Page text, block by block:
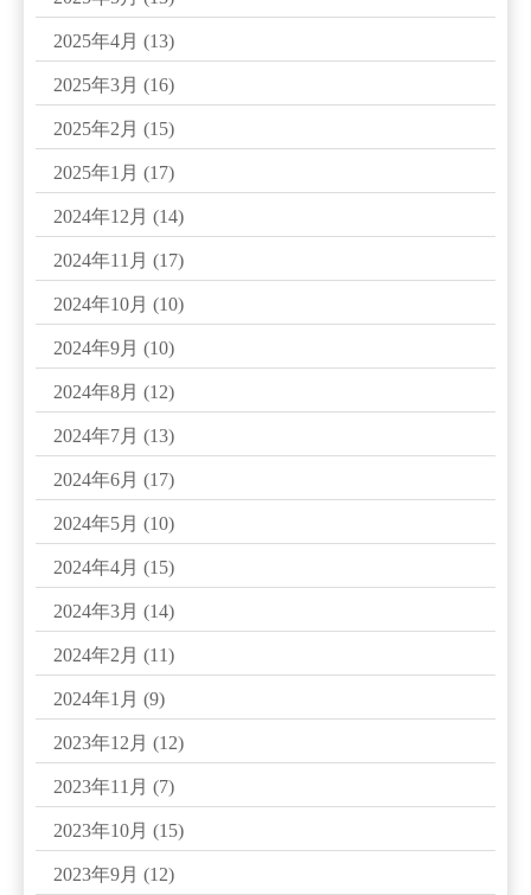
2025年4月 (13)
2025年3月 (16)
2025年2月 (15)
2025年1月 (17)
2024年12月 (14)
2024年11月 (17)
2024年10月 (10)
2024年9月 (10)
2024年8月 (12)
2024年7月 (13)
2024年6月 (17)
2024年5月 (10)
2024年4月 (15)
2024年3月 (14)
2024年2月 (11)
2024年1月 (9)
2023年12月 (12)
2023年11月 (7)
2023年10月 (15)
2023年9月 (12)